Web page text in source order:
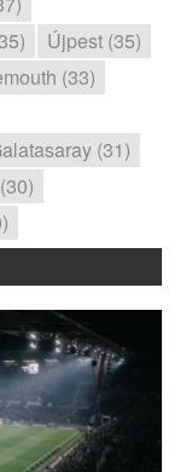
Újpest (35)
(33)
(31)